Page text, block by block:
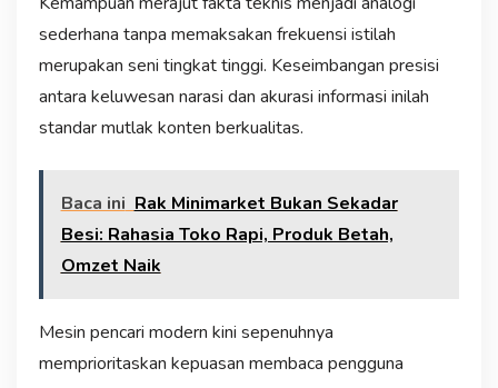
sederhana tanpa memaksakan frekuensi istilah
merupakan seni tingkat tinggi. Keseimbangan presisi
antara keluwesan narasi dan akurasi informasi inilah
standar mutlak konten berkualitas.
Baca ini Rak Minimarket Bukan Sekadar
Besi: Rahasia Toko Rapi, Produk Betah,
Omzet Naik
Mesin pencari modern kini sepenuhnya
memprioritaskan kepuasan membaca pengguna